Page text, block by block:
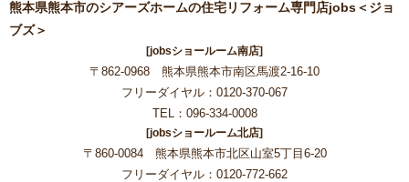
熊本県熊本市のシアーズホームの住宅リフォーム専門店jobs＜ジョ
ブズ＞
[jobsショールーム南店]
〒862-0968 熊本県熊本市南区馬渡2-16-10
フリーダイヤル：0120-370-067
TEL：096-334-0008
[jobsショールーム北店]
〒860-0084 熊本県熊本市北区山室5丁目6-20
フリーダイヤル：0120-772-662